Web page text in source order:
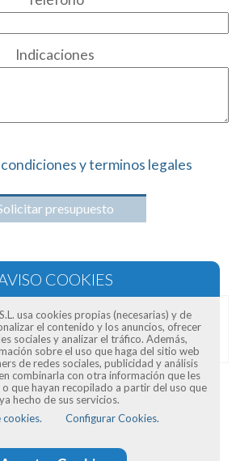
Indicaciones
y terminos legales
presupuesto
de clientes
usa cookies propias (necesarias) y de
el contenido y los anuncios, ofrecer
sociales y analizar el tráfico. Además,
sobre el uso que haga del sitio web
de redes sociales, publicidad y análisis
combinarla con otra información que les
que hayan recopilado a partir del uso que
hecho de sus servicios.
cookies.
Configurar Cookies.